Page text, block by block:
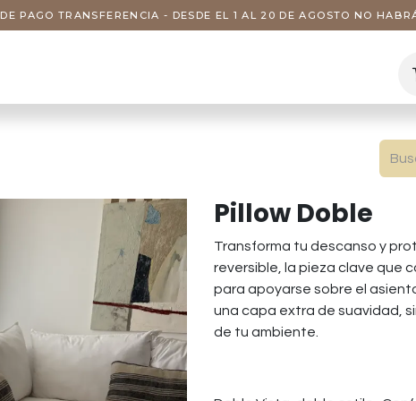
PAGO TRANSFERENCIA - DESDE EL 1 AL 20 DE AGOSTO NO
Pillow Doble
Transforma tu descanso y
reversible, la pieza clave que
para apoyarse sobre el
una capa extra de suavidad,
de tu ambiente.